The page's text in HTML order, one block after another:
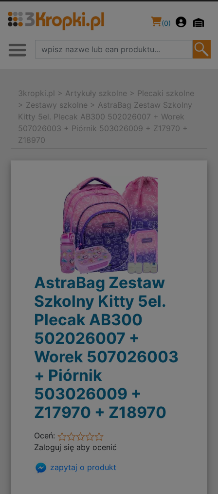
(0)
3kropki.pl > Artykuły szkolne > Plecaki szkolne
> Zestawy szkolne > AstraBag Zestaw Szkolny
Kitty 5el. Plecak AB300 502026007 + Worek
507026003 + Piórnik 503026009 + Z17970 +
Z18970
AstraBag Zestaw
Szkolny Kitty 5el.
Plecak AB300
502026007 +
Worek 507026003
+ Piórnik
503026009 +
Z17970 + Z18970
Oceń:
Zaloguj się aby ocenić
zapytaj o produkt